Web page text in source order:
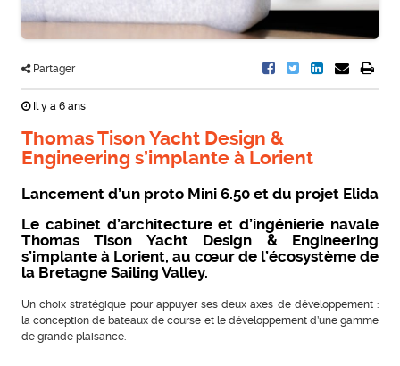
Partager
Il y a 6 ans
Thomas Tison Yacht Design &
Engineering s’implante à Lorient
Lancement d’un proto Mini 6.50 et du projet Elida
Le cabinet d’architecture et d’ingénierie navale
Thomas Tison Yacht Design & Engineering
s’implante à Lorient, au cœur de l’écosystème de
la Bretagne Sailing Valley.
Un choix stratégique pour appuyer ses deux axes de développement :
la conception de bateaux de course et le développement d’une gamme
de grande plaisance.